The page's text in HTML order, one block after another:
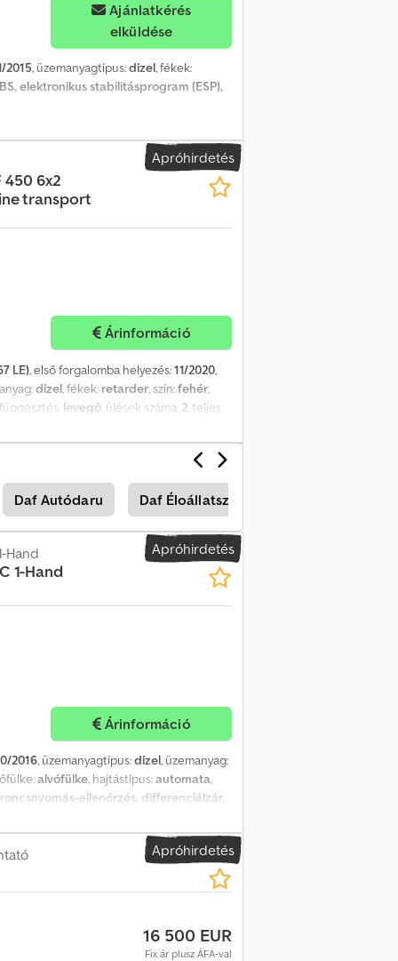
Ajánlatkérés
elküldése
2015, üzemanyagtípus:dízel, fékek:
elektronikus stabilitásprogram (ESP),
Apróhirdetés
450 6x2
transport
Árinformáció
LE), első forgalomba helyezés:11/2020,
dízel , fékek: retarder, szín:fehér,
levegő , ülések száma: 2 , teljes
tengely):
7 500 kg, Gyártási év:2020,
kipörgésgátló, központi zár,
száma: 2 Rendszám: BB-900-N Műszaki
Ajrf Tengely konfiguráció Első tengely:
mintázat jobb: 30%; Felfüggesztés:
Gumiabroncs mintázat bal belső: 40%;
Gumiabroncs mintázat jobb külső: 40%
mintázat bal: 20%; Gumiabroncs mintázat
14.595 kg Megengedett
- Külső hőmérséklet
- Sávelhagyás-asszisztens - Állóklíma /
rozsdamentes acél szerszámosláda Új
Daf Autódaru Daf Éloállatszállító
Apróhirdetés
Hand
1-Hand
Árinformáció
2016, üzemanyagtípus:dízel, üzemanyag:
alvófülke, hajtástípus:automata,
ellenőrzés, differenciálzár,
hűtőszekrény, kipörgésgátló,
ülésfűtés, = További opciók és
fényszórók - Napellenző - Szerszámdoboz
Kabin: SuperSpace A fekvőhelyek
Apróhirdetés
16 500 EUR
Fix ár plusz ÁFA-val